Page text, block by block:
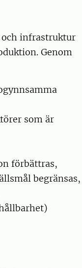
och infrastruktur
Genom
som är
förbättras,
begränsas,